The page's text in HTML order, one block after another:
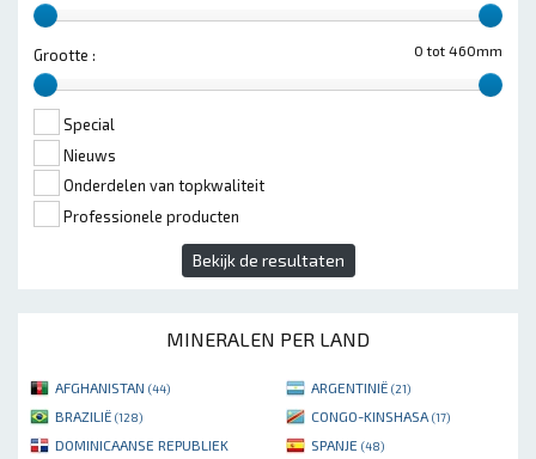
0 tot 460mm
Grootte :
Special
Nieuws
Onderdelen van topkwaliteit
Professionele producten
Bekijk de resultaten
MINERALEN PER LAND
AFGHANISTAN (44) ARGENTINIË (21)
BRAZILIË (128) CONGO-KINSHASA (17)
DOMINICAANSE REPUBLIEK SPANJE (48)